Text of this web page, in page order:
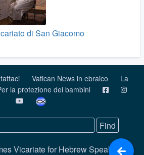
di San Giacomo
Vatican News in ebraico
La
la protezione dei bambini
Vicariate for Hebrew Speaking